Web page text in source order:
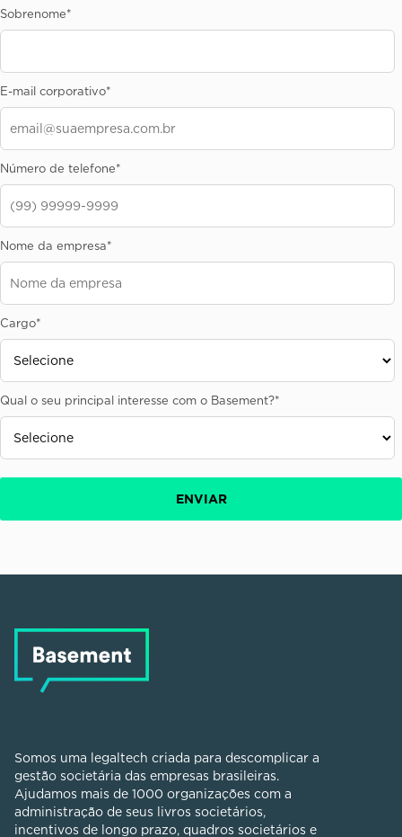
Sobrenome*
E-mail corporativo*
Número de telefone*
Nome da empresa*
Cargo*
Qual o seu principal interesse com o Basement?*
Somos uma legaltech criada para descomplicar a
gestão societária das empresas brasileiras.
Ajudamos mais de 1000 organizações com a
administração de seus livros societários,
incentivos de longo prazo, quadros societários e